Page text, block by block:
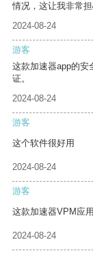
情况，这让我非常担
2024-08-24
游客
这款加速器app的安
证。
2024-08-24
游客
这个软件很好用
2024-08-24
游客
这款加速器VPM应
2024-08-24